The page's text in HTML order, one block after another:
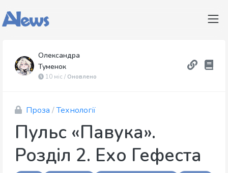
Олександра
Туменок
10 міс / Оновлено
Проза /Технології
Пульс «Павука».
Розділ 2. Ехо Гефеста